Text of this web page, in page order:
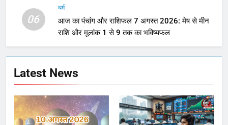
06
धर्म
आज का पंचांग और राशिफल 7 अगस्त 2026: मेष से मीन
राशि और मूलांक 1 से 9 तक का भविष्यफल
Latest News